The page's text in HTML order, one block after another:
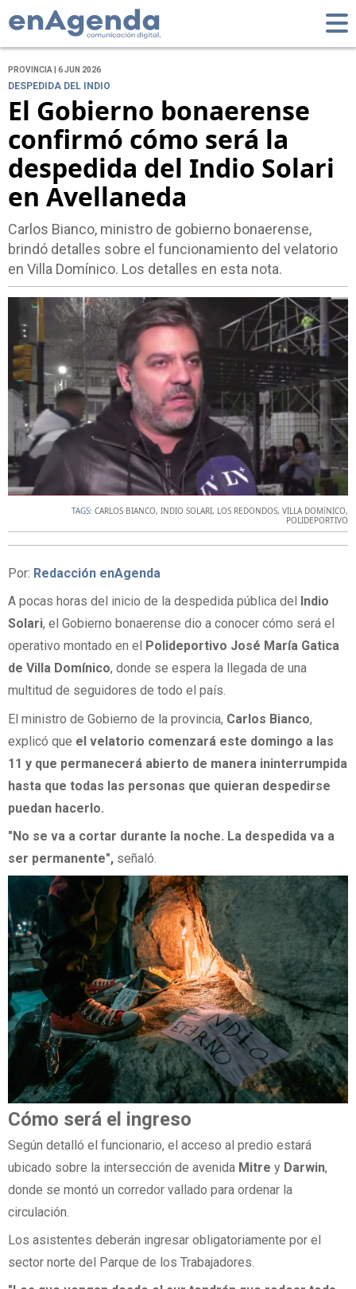
PROVINCIA | 6 JUN 2026
DESPEDIDA DEL INDIO
El Gobierno bonaerense
confirmó cómo será la
despedida del Indio Solari
en Avellaneda
Carlos Bianco, ministro de gobierno bonaerense,
brindó detalles sobre el funcionamiento del velatorio
en Villa Domínico. Los detalles en esta nota.
TAGS: CARLOS BIANCO, INDIO SOLARI, LOS REDONDOS, VILLA DOMíNICO,
POLIDEPORTIVO
Por: Redacción enAgenda
A pocas horas del inicio de la despedida pública del
Indio
Solari, el Gobierno bonaerense dio a conocer cómo será el
operativo montado en el
Polideportivo José María Gatica
de Villa Domínico, donde se espera la llegada de una
multitud de seguidores de todo el país.
El ministro de Gobierno de la provincia, Carlos Bianco,
explicó que el velatorio comenzará este domingo a las
11 y que permanecerá abierto de manera ininterrumpida
hasta que todas las personas que quieran despedirse
puedan hacerlo.
"No se va a cortar durante la noche. La despedida va a
ser permanente", señaló.
Cómo será el ingreso
Según detalló el funcionario, el acceso al predio estará
ubicado sobre la intersección de avenida Mitre y Darwin,
donde se montó un corredor vallado para ordenar la
circulación.
Los asistentes deberán ingresar obligatoriamente por el
sector norte del Parque de los Trabajadores.